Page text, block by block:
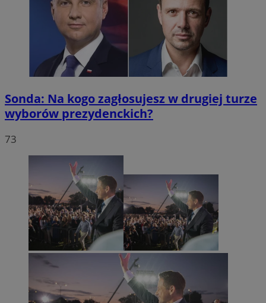
Sonda: Na kogo zagłosujesz w drugiej turze
wyborów prezydenckich?
73